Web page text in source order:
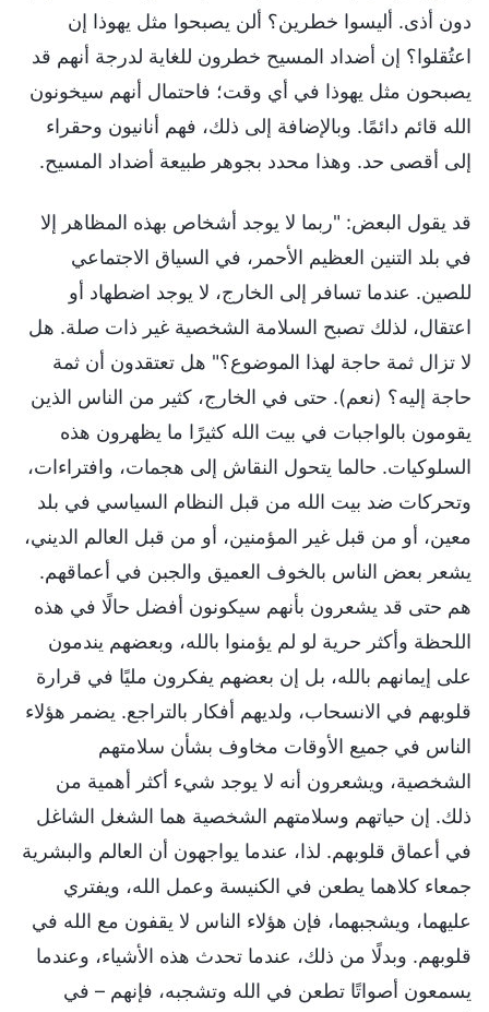
دون أذى. أليسوا خطرين؟ ألن يصبحوا مثل يهوذا إن
اعتُقلوا؟ إن أضداد المسيح خطرون للغاية لدرجة أنهم قد
يصبحون مثل يهوذا في أي وقت؛ فاحتمال أنهم سيخونون
الله قائم دائمًا. وبالإضافة إلى ذلك، فهم أنانيون وحقراء
إلى أقصى حد. وهذا محدد بجوهر طبيعة أضداد المسيح.
قد يقول البعض: "ربما لا يوجد أشخاص بهذه المظاهر إلا
في بلد التنين العظيم الأحمر، في السياق الاجتماعي
للصين. عندما تسافر إلى الخارج، لا يوجد اضطهاد أو
اعتقال، لذلك تصبح السلامة الشخصية غير ذات صلة. هل
لا تزال ثمة حاجة لهذا الموضوع؟" هل تعتقدون أن ثمة
حاجة إليه؟ (نعم). حتى في الخارج، كثير من الناس الذين
يقومون بالواجبات في بيت الله كثيرًا ما يظهرون هذه
السلوكيات. حالما يتحول النقاش إلى هجمات، وافتراءات،
وتحركات ضد بيت الله من قبل النظام السياسي في بلد
معين، أو من قبل غير المؤمنين، أو من قبل العالم الديني،
يشعر بعض الناس بالخوف العميق والجبن في أعماقهم.
هم حتى قد يشعرون بأنهم سيكونون أفضل حالًا في هذه
اللحظة وأكثر حرية لو لم يؤمنوا بالله، وبعضهم يندمون
على إيمانهم بالله، بل إن بعضهم يفكرون مليًا في قرارة
قلوبهم في الانسحاب، ولديهم أفكار بالتراجع. يضمر هؤلاء
الناس في جميع الأوقات مخاوف بشأن سلامتهم
الشخصية، ويشعرون أنه لا يوجد شيء أكثر أهمية من
ذلك. إن حياتهم وسلامتهم الشخصية هما الشغل الشاغل
في أعماق قلوبهم. لذا، عندما يواجهون أن العالم والبشرية
جمعاء كلاهما يطعن في الكنيسة وعمل الله، ويفتري
عليهما، ويشجبهما، فإن هؤلاء الناس لا يقفون مع الله في
قلوبهم. وبدلًا من ذلك، عندما تحدث هذه الأشياء، وعندما
يسمعون أصواتًا تطعن في الله وتشجبه، فإنهم – في